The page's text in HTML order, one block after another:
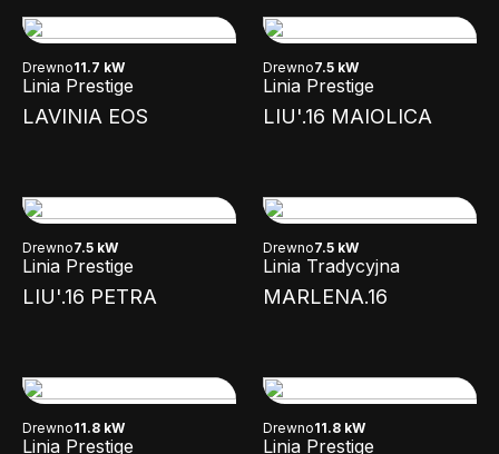
Drewno11.7 kW
Linia Prestige
LAVINIA EOS
Drewno7.5 kW
Linia Prestige
LIU'.16 MAIOLICA
Drewno7.5 kW
Linia Prestige
LIU'.16 PETRA
Drewno7.5 kW
Linia Tradycyjna
MARLENA.16
Drewno11.8 kW
Linia Prestige
Drewno11.8 kW
Linia Prestige